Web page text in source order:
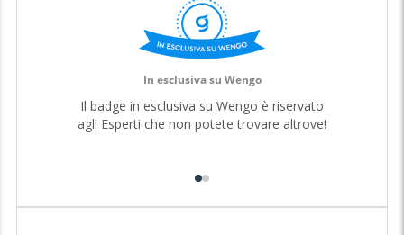
In esclusiva su Wengo
Il badge in esclusiva su Wengo è riservato
agli Esperti che non potete trovare altrove!